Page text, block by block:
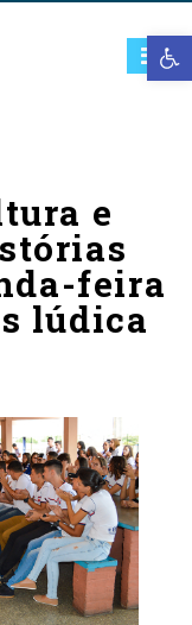
e
feira
lúdica